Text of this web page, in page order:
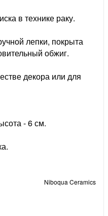
в технике раку.
лепки, покрыта
обжиг.
декора или для
- 6 см.
Niboqua Ceramics